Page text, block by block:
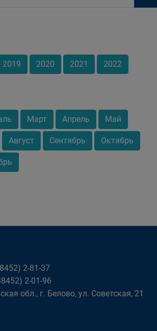
2019 2020 2021 2022
Март Апрель Май
Август Сентябрь Октябрь
2-81-37
2-01-96
обл., г. Белово, ул. Советская, 21